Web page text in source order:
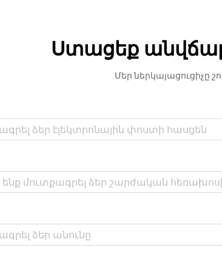
Ստացեք
Մեր ներկայացուցիչը